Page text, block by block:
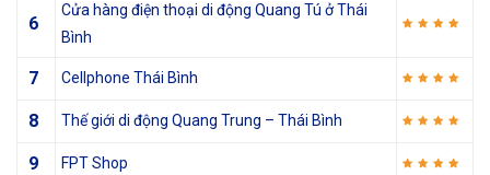
6
Cửa hàng điện thoại di động Quang Tú ở Thái
Bình
7 Cellphone Thái Bình
8 Thế giới di động Quang Trung – Thái Bình
9 FPT Shop